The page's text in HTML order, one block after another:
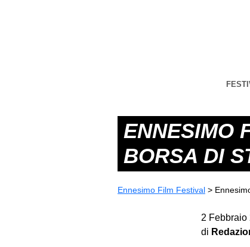
ENNESIMO
BORSA DI
Ennesimo Film Festival >
2 Febbraio
di